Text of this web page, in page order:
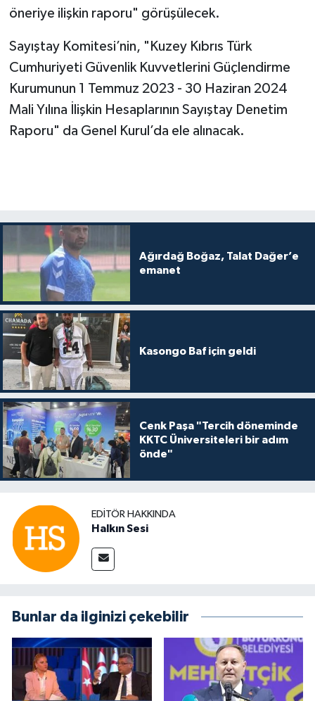
öneriye ilişkin raporu" görüşülecek.
Sayıştay Komitesi’nin, "Kuzey Kıbrıs Türk
Cumhuriyeti Güvenlik Kuvvetlerini Güçlendirme
Kurumunun 1 Temmuz 2023 - 30 Haziran 2024
Mali Yılına İlişkin Hesaplarının Sayıştay Denetim
Raporu" da Genel Kurul’da ele alınacak.
Ağırdağ Boğaz, Talat Dağer’e
emanet
Kasongo Baf için geldi
Cenk Paşa "Tercih döneminde
KKTC Üniversiteleri bir adım
önde"
EDITÖR HAKKINDA
Halkın Sesi
Bunlar da ilginizi çekebilir